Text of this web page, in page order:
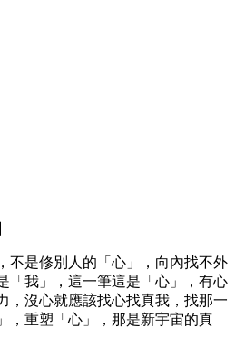
不是修別人的「心」，向內找不外
「我」，這一筆這是「心」，有心
，沒心就應該找心找真我，找那一
，重塑「心」，那是新宇宙的真